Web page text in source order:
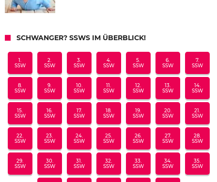
SCHWANGER? SSWS IM ÜBERBLICK!
1.
SSW
2.
SSW
3.
SSW
4.
SSW
5.
SSW
6.
SSW
7.
SSW
8.
SSW
9.
SSW
10.
SSW
11.
SSW
12.
SSW
13.
SSW
14.
SSW
15.
SSW
16.
SSW
17.
SSW
18.
SSW
19.
SSW
20.
SSW
21.
SSW
22.
SSW
23.
SSW
24.
SSW
25.
SSW
26.
SSW
27.
SSW
28.
SSW
29.
SSW
30.
SSW
31.
SSW
32.
SSW
33.
SSW
34.
SSW
35.
SSW